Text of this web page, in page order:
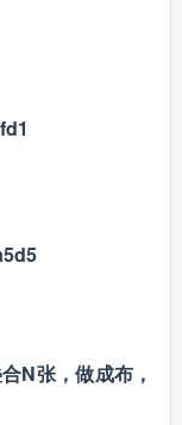
N张，做成布，